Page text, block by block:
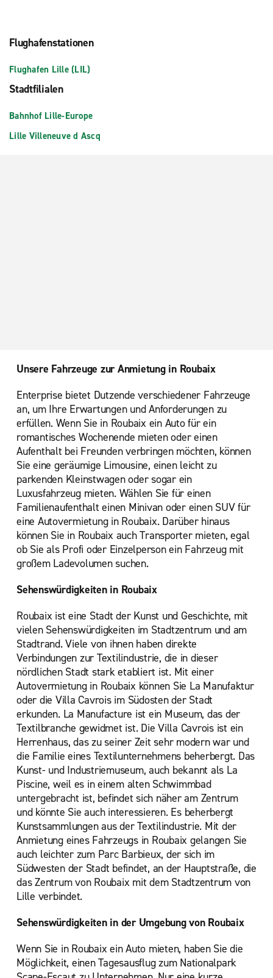
Flughafenstationen
Flughafen Lille (LIL)
Stadtfilialen
Bahnhof Lille-Europe
Lille Villeneuve d Ascq
Unsere Fahrzeuge zur Anmietung in Roubaix
Enterprise bietet Dutzende verschiedener Fahrzeuge
an, um Ihre Erwartungen und Anforderungen zu
erfüllen. Wenn Sie in Roubaix ein Auto für ein
romantisches Wochenende mieten oder einen
Aufenthalt bei Freunden verbringen möchten, können
Sie eine geräumige Limousine, einen leicht zu
parkenden Kleinstwagen oder sogar ein
Luxusfahrzeug mieten. Wählen Sie für einen
Familienaufenthalt einen Minivan oder einen SUV für
eine Autovermietung in Roubaix. Darüber hinaus
können Sie in Roubaix auch Transporter mieten, egal
ob Sie als Profi oder Einzelperson ein Fahrzeug mit
großem Ladevolumen suchen.
Sehenswürdigkeiten in Roubaix
Roubaix ist eine Stadt der Kunst und Geschichte, mit
vielen Sehenswürdigkeiten im Stadtzentrum und am
Stadtrand. Viele von ihnen haben direkte
Verbindungen zur Textilindustrie, die in dieser
nördlichen Stadt stark etabliert ist. Mit einer
Autovermietung in Roubaix können Sie La Manufaktur
oder die Villa Cavrois im Südosten der Stadt
erkunden. La Manufacture ist ein Museum, das der
Textilbranche gewidmet ist. Die Villa Cavrois ist ein
Herrenhaus, das zu seiner Zeit sehr modern war und
die Familie eines Textilunternehmens beherbergt. Das
Kunst- und Industriemuseum, auch bekannt als La
Piscine, weil es in einem alten Schwimmbad
untergebracht ist, befindet sich näher am Zentrum
und könnte Sie auch interessieren. Es beherbergt
Kunstsammlungen aus der Textilindustrie. Mit der
Anmietung eines Fahrzeugs in Roubaix gelangen Sie
auch leichter zum Parc Barbieux, der sich im
Südwesten der Stadt befindet, an der Hauptstraße, die
das Zentrum von Roubaix mit dem Stadtzentrum von
Lille verbindet.
Sehenswürdigkeiten in der Umgebung von Roubaix
Wenn Sie in Roubaix ein Auto mieten, haben Sie die
Möglichkeit, einen Tagesausflug zum Nationalpark